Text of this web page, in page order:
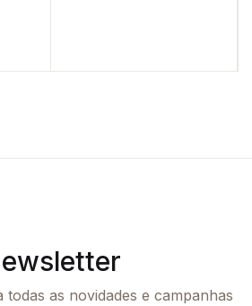
todas as novidades e campanhas